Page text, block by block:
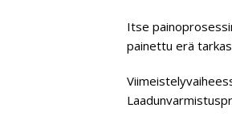
Itse
painettu erä